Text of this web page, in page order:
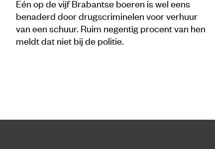
Eén op de vijf Brabantse boeren is wel eens
benaderd door drugscriminelen voor verhuur
van een schuur. Ruim negentig procent van hen
meldt dat niet bij de politie.